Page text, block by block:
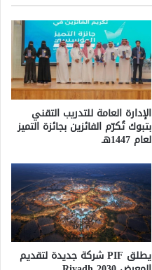
الإدارة العامة للتدريب التقني
بتبوك تُكرّم الفائزين بجائزة التميز
لعام 1447هـ
يطلق PIF شركة جديدة لتقديم